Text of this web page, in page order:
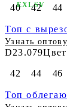
40 42 44
Топ c
Узнать
D23.079
EXLSV
42 44 46
Топ